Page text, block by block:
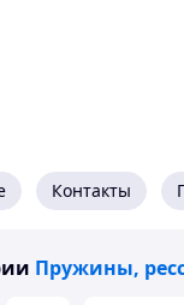
Контакты
Пружины,